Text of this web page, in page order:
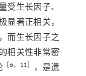
受生长因子、
显著正相关，
而生长因子之
相关性非常密
［ 6， 11
，是遗